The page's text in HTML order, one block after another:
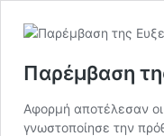
Παρέμβαση
Αφορμή αποτέλεσαν
γνωστοποίησε την